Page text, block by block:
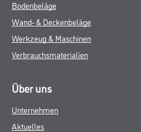
Bodenbeläge
Wand- & Deckenbeläge
Werkzeug & Maschinen
Verbrauchsmaterialien
Über uns
Unternehmen
Aktuelles